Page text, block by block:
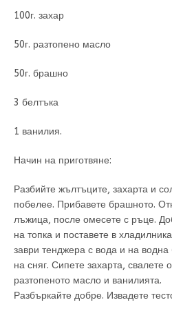
100г. захар
50г. разтопено масло
50г. брашно
3 белтъка
1 ванилия.
Начин на приготвяне:
Разбийте жълтъците, захарта и
побелее. Прибавете брашното.
лъжица, после омесете с ръце.
на топка и поставете в
заври тенджера с вода и на
на сняг. Сипете захарта, свалете
разтопеното масло и ванилията.
Разбъркайте добре. Извадете